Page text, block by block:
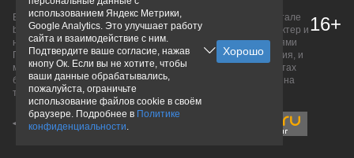
Вся информация о продуктах банков, размещенная на портале
bankinform.ru, носит исключительно ознакомительный характер и
не является публичной офертой, определяемой положениями
ГК РФ. Информация не содержит точного и полного описания, и
может быть изменена. Конечные условия уточняйте на сайтах
банков или при личном обращении. Исключительное право на
товарные знаки принадлежит их правообладателям.
16+
использованием Яндекс Метрики,
Google Analytics. Это улучшает работу
сайта и взаимодействие с ним.
Подтвердите ваше согласие, нажав
кнопу Ок. Если вы не хотите, чтобы
ваши данные обрабатывались,
пожалуйста, ограничьте
использование файлов cookie в своём
браузере. Подробнее в Политике
конфиденциальности.